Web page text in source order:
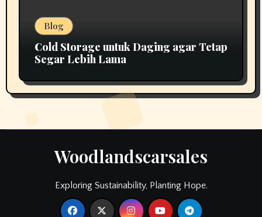
Blog
Cold Storage untuk Daging agar Tetap
Segar Lebih Lama
Woodlandscarsales
Exploring Sustainability, Planting Hope.